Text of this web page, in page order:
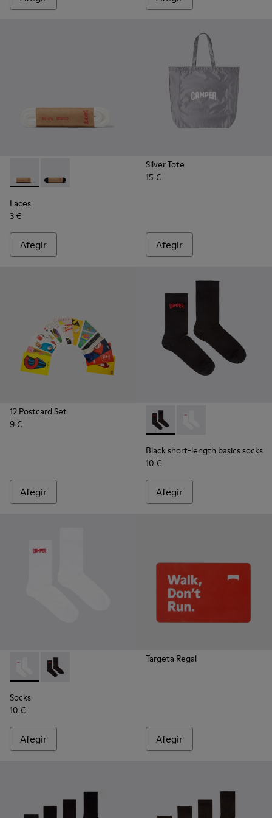
Laces - KL00006-002 - Cordons plans de color blanc
Laces - KL00006-001 - Cordons plans de color negre
Laces
3 €
Afegir
Silver Tote
15 €
Afegir
12 Postcard Set
9 €
Afegir
Black short-length basics
Black short-length basics socks
10 €
Afegir
Socks - KA00072-002 - Mitjons bàsics de canya curta blancs
Socks - KA00072-001 - Mitjons bàsics de canya
Socks
10 €
Afegir
Targeta Regal
Afegir